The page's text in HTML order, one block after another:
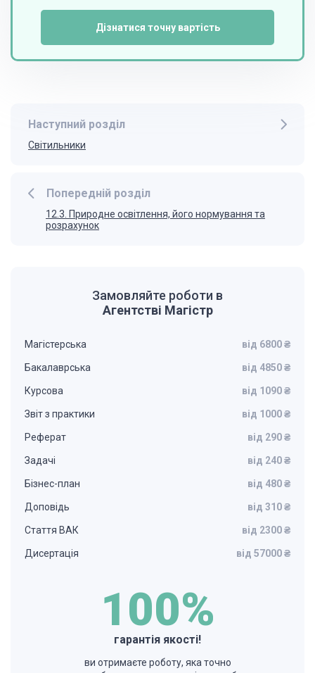
Дізнатися точну вартість
Попередній розділ
12.3. Природне освітлення, його нормування та
розрахунок
Наступний розділ
Світильники
Замовляйте роботи в
Агентстві Магістр
Магістерська від 6800 ₴
Бакалаврська від 4850 ₴
Курсова від 1090 ₴
Звіт з практики від 1000 ₴
Реферат від 290 ₴
Задачі від 240 ₴
Бізнес-план від 480 ₴
Доповідь від 310 ₴
Стаття ВАК від 2300 ₴
Дисертація від 57000 ₴
100%
гарантія якості!
ви отримаєте роботу, яка точно